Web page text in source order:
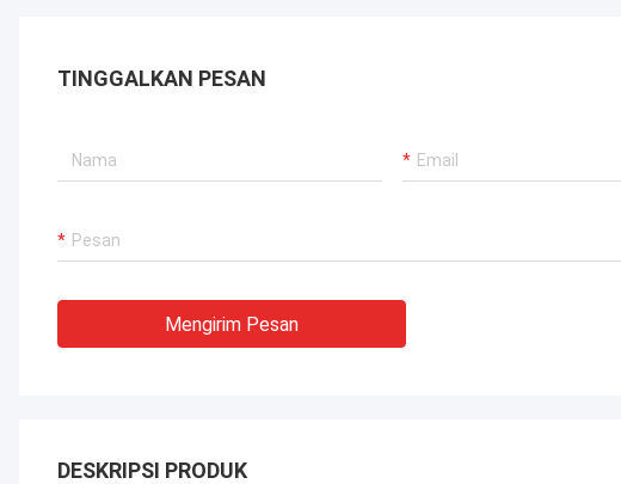
TINGGALKAN PESAN
Mengirim Pesan
DESKRIPSI PRODUK